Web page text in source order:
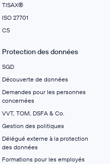
TISAX®
ISO 27701
C5
Protection des données
SGD
Découverte de données
Demandes pour les personnes
concernées
VVT, TOM, DSFA & Co.
Gestion des politiques
Délégué externe à la protection
des données
Formations pour les employés